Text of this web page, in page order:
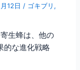
12日/ ゴキブリ ,
生蜂は、他の
的な進化戦略